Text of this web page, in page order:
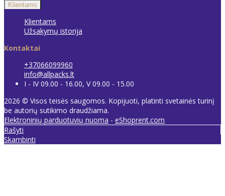
Klientams
Klientams
Užsakymų istorija
Kontaktai
+37066099960
info@allpacks.lt
I - IV 09.00 - 16.00, V 09.00 - 15.00
2026 © Visos teisės saugomos. Kopijuoti, platinti svetainės turinį
be autorių sutikimo draudžiama.
Elektroninių parduotuvių nuoma - eShoprent.com
Rašyti
Skambinti